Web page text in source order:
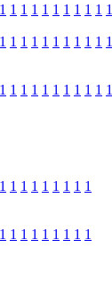
1 1 1 1 1 1 1 1 1 1 1
1 1 1 1 1 1 1 1 1 1 1
1 1 1 1 1 1 1 1 1 1 1
1 1 1 1 1 1 1 1 1
1 1 1 1 1 1 1 1 1